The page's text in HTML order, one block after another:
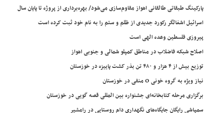
پارکینگ طبقاتی طالقانی اهواز مقاوم‌سازی می‌شود/ بهره‌برداری از پروژه تا پایان سال
اسرائیل اشغالگر رکورد جدیدی از ظلم و ستم را به نام خود ثبت کرده است
پیروزی فلسطین وعده الهی است
اصلاح شبکه فاضلاب در مناطق کمپلو شمالی و جنوبی اهواز
توزیع بیش از ۴ هزار و ۴۸۰ تن بذر کشت پاییزه در خوزستان
نیاز ویژه به گروه خونی O منفی در خوزستان
برگزاری مرحله کتابخانه‌ای جشنواره بین المللی قصه گویی در خوزستان
سمپاشی رایگان جایگاه‌های نگهداری دام روستایی در رامشیر